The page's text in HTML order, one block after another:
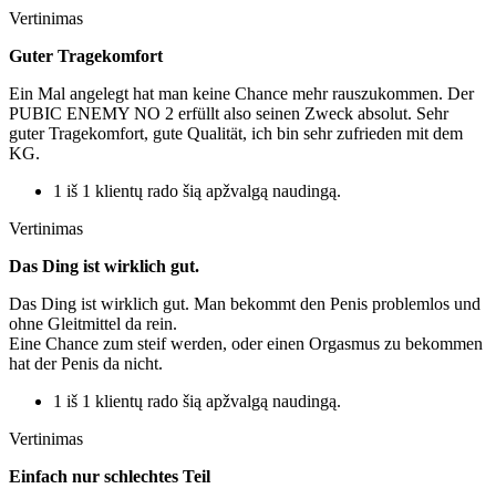
Vertinimas
Guter Tragekomfort
Ein Mal angelegt hat man keine Chance mehr rauszukommen. Der
PUBIC ENEMY NO 2 erfüllt also seinen Zweck absolut. Sehr
guter Tragekomfort, gute Qualität, ich bin sehr zufrieden mit dem
KG.
1 iš 1 klientų rado šią apžvalgą naudingą.
Vertinimas
Das Ding ist wirklich gut.
Das Ding ist wirklich gut. Man bekommt den Penis problemlos und
ohne Gleitmittel da rein.
Eine Chance zum steif werden, oder einen Orgasmus zu bekommen
hat der Penis da nicht.
1 iš 1 klientų rado šią apžvalgą naudingą.
Vertinimas
Einfach nur schlechtes Teil